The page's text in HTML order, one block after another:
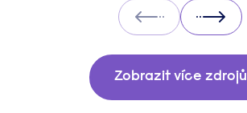
Prev Next
Zobrazit více zdrojů